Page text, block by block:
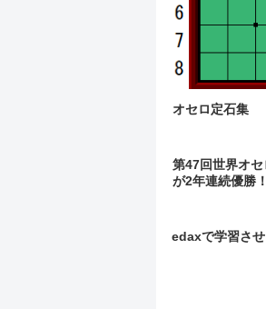
オセロ定石集
第47回世界オ
が2年連続優勝！
edaxで学習させ